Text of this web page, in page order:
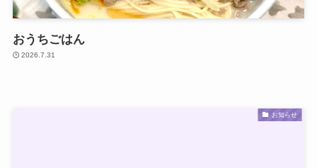
おうちごはん
2026.7.31
お知らせ